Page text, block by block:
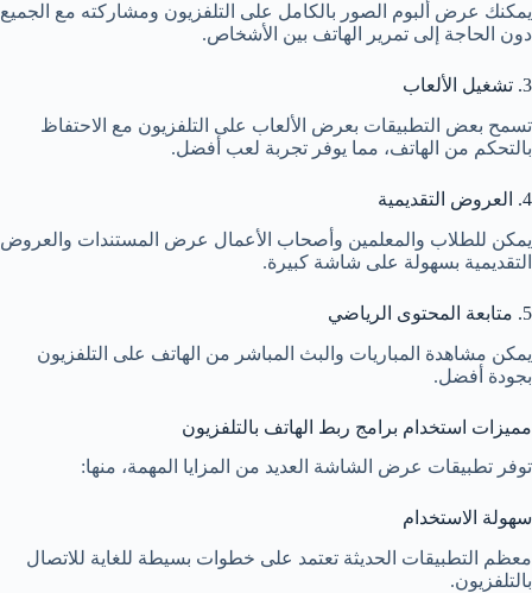
يمكنك عرض ألبوم الصور بالكامل على التلفزيون ومشاركته مع الجميع
دون الحاجة إلى تمرير الهاتف بين الأشخاص.
3. تشغيل الألعاب
تسمح بعض التطبيقات بعرض الألعاب على التلفزيون مع الاحتفاظ
بالتحكم من الهاتف، مما يوفر تجربة لعب أفضل.
4. العروض التقديمية
يمكن للطلاب والمعلمين وأصحاب الأعمال عرض المستندات والعروض
التقديمية بسهولة على شاشة كبيرة.
5. متابعة المحتوى الرياضي
يمكن مشاهدة المباريات والبث المباشر من الهاتف على التلفزيون
بجودة أفضل.
مميزات استخدام برامج ربط الهاتف بالتلفزيون
توفر تطبيقات عرض الشاشة العديد من المزايا المهمة، منها:
سهولة الاستخدام
معظم التطبيقات الحديثة تعتمد على خطوات بسيطة للغاية للاتصال
بالتلفزيون.